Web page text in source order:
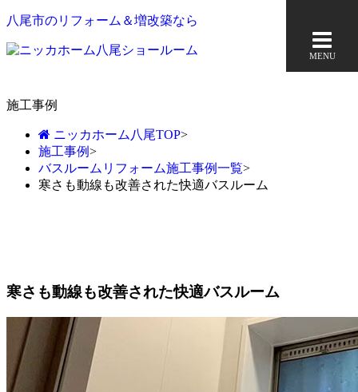
八尾市のリフォーム＆増改築なら
MENU
施工事例
ニッカホーム八尾TOP>
施工事例>
バスルームリフォーム施工事例一覧>
寒さも動線も改善された快適バスルーム
寒さも動線も改善された快適バスルーム